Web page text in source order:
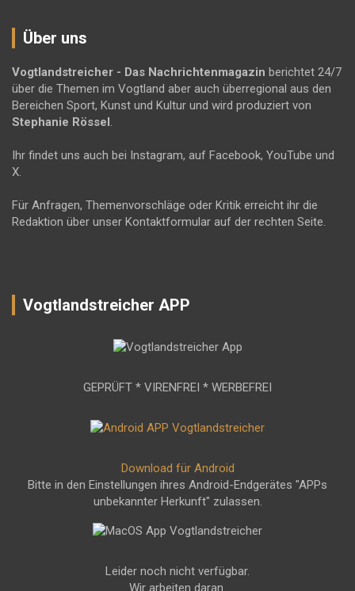
Über uns
Vogtlandstreicher - Das Nachrichtenmagazin berichtet 24/7
über die Themen im Vogtland aber auch überregional aus den
Bereichen Sport, Kunst und Kultur und wird produziert von
Stephanie Rössel .
Ihr findet uns auch bei Instagram, auf Facebook, YouTube und
X.
Für Anfragen, Themenvorschläge oder Kritik erreicht ihr die
Redaktion über unser Kontaktformular auf der rechten Seite.
Vogtlandstreicher APP
GEPRÜFT * VIRENFREI * WERBEFREI
Download für Android
Bitte in den Einstellungen ihres Android-Endgerätes "APPs
unbekannter Herkunft" zulassen.
Leider noch nicht verfügbar.
Wir arbeiten daran.